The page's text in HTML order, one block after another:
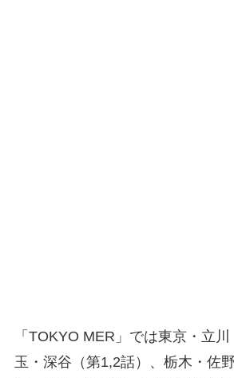
「TOKYO MER」では東京・立
玉・深谷（第1,2話）、栃木・佐